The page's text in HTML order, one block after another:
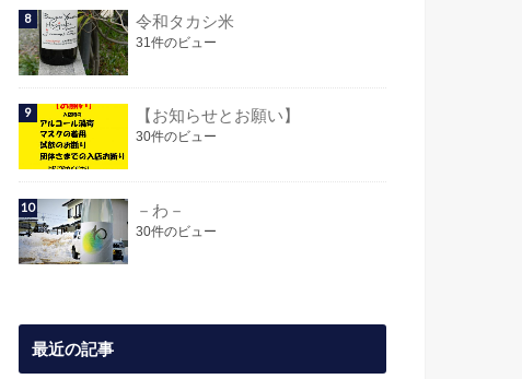
令和タカシ米
31件のビュー
【お知らせとお願い】
30件のビュー
－わ－
30件のビュー
最近の記事